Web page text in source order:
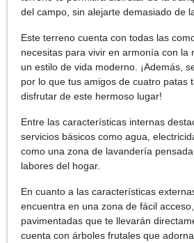
del campo, sin alejarte demasiado de
Este terreno cuenta con todas las
necesitas para vivir en armonía con la
un estilo de vida moderno. ¡Además,
por lo que tus amigos de cuatro patas
disfrutar de este hermoso lugar!
Entre las características internas
servicios básicos como agua,
como una zona de lavandería
labores del hogar.
En cuanto a las características
encuentra en una zona de fácil
pavimentadas que te llevarán
cuenta con árboles frutales que